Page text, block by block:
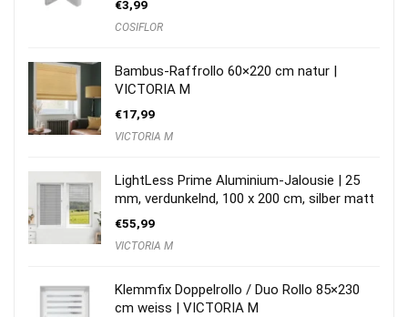
€3,99
COSIFLOR
Bambus-Raffrollo 60×220 cm natur |
VICTORIA M
€17,99
VICTORIA M
LightLess Prime Aluminium-Jalousie | 25
mm, verdunkelnd, 100 x 200 cm, silber matt
€55,99
VICTORIA M
Klemmfix Doppelrollo / Duo Rollo 85×230
cm weiss | VICTORIA M